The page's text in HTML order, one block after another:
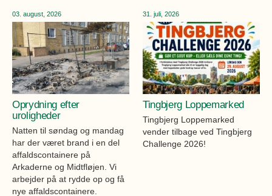
Oprydning efter
uroligheder
03. august, 2026
Natten til søndag og mandag
har der været brand i en del
affaldscontainere på
Arkaderne og Midtfløjen. Vi
arbejder på at rydde op og få
nye affaldscontainere.
Tingbjerg Loppemarked
31. juli, 2026
Tingbjerg Loppemarked
vender tilbage ved Tingbjerg
Challenge 2026!